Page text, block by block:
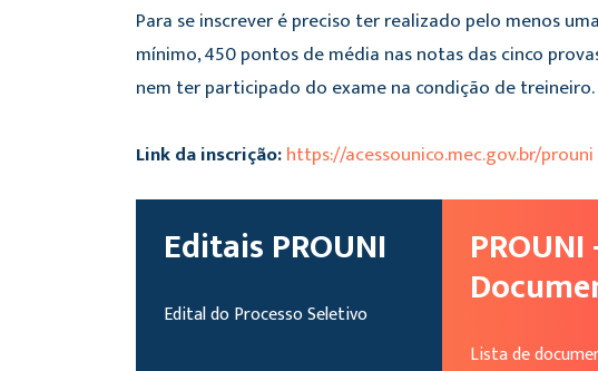
Para se inscrever é preciso ter realizado pelo menos
mínimo, 450 pontos de média nas notas das cinco
nem ter participado do exame na condição de treineiro.
Link da inscrição:https://acessounico.mec.gov.br/prouni
Editais PROUNI
Edital do Processo Seletivo
PROUNI
Lista de